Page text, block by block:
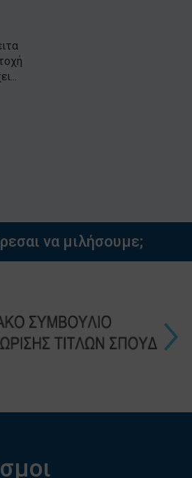
να μιλήσουμε;